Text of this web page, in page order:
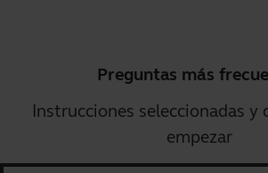
Preguntas más
Instrucciones seleccionadas y
empezar